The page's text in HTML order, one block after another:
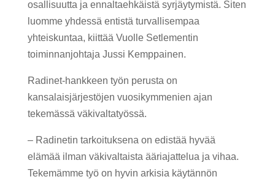
osallisuutta ja ennaltaehkäistä syrjäytymistä. Siten
luomme yhdessä entistä turvallisempaa
yhteiskuntaa, kiittää Vuolle Setlementin
toiminnanjohtaja Jussi Kemppainen.
Radinet-hankkeen työn perusta on
kansalaisjärjestöjen vuosikymmenien ajan
tekemässä väkivaltatyössä.
– Radinetin tarkoituksena on edistää hyvää
elämää ilman väkivaltaista ääriajattelua ja vihaa.
Tekemämme työ on hyvin arkisia käytännön